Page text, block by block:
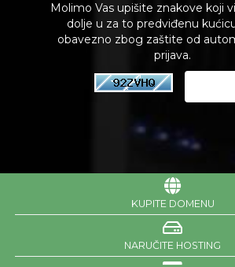
Molimo Vas upišite znakove koji
dolje u za to predviđenu
obavezno zbog zaštite od
prijava.
KUPITE DOMENU
NARUČITE HOSTING